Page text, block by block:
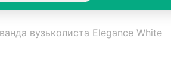
вузьколиста Elegance White